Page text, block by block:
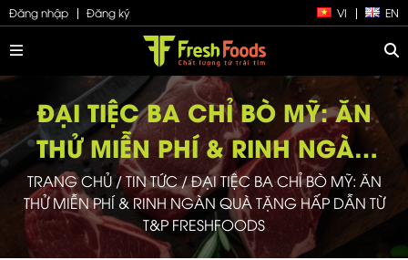
Đăng nhập Đăng ký VI EN
ĐẠI TIỆC BA CHỈ BÒ MỸ: ĂN
THỬ MIỄN PHÍ & RINH NGÀN
QUÀ TẶNG HẤP DẪN
TRANG CHỦ/ TIN TỨC/ĐẠI TIỆC BA CHỈ BÒ MỸ: ĂN
THỬ MIỄN PHÍ & RINH NGÀN QUÀ TẶNG HẤP DẪN TỪ
T&P FRESHFOODS